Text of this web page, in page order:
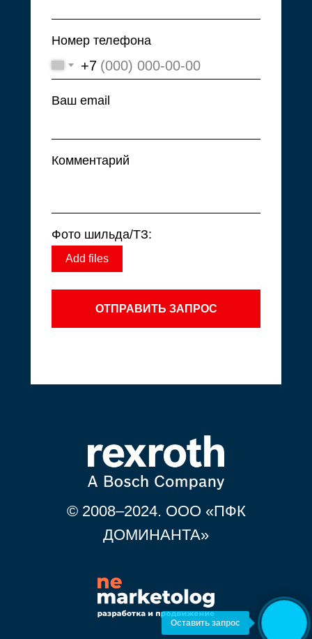
Номер телефона
+7
Ваш email
Комментарий
Фото шильда/ТЗ:
Add files
ОТПРАВИТЬ ЗАПРОС
Оставить запрос